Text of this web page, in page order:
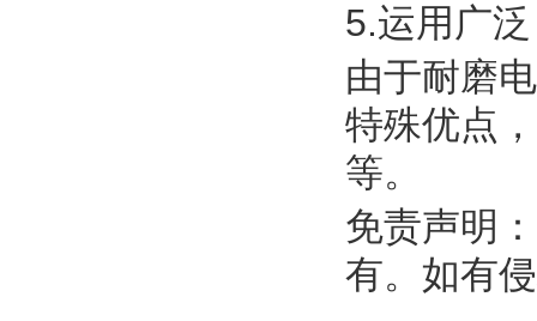
5.运用广泛
由于耐磨
特殊优点
等。
免责声明
有。如有